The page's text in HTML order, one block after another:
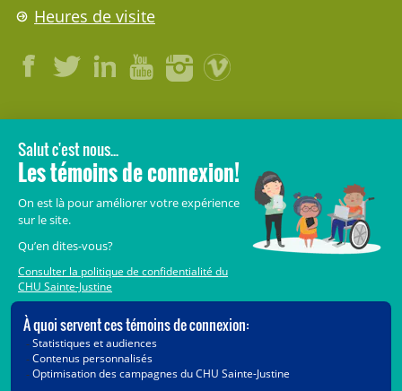
Heures de visite
LÉGAL
© 2006-2026CHU Sainte-Justine.
Avis légaux
Crédits